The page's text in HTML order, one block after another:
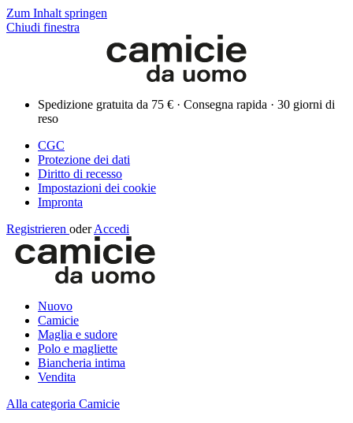
Zum Inhalt springen
Chiudi finestra
Spedizione gratuita da 75 € · Consegna rapida · 30 giorni di
reso
CGC
Protezione dei dati
Diritto di recesso
Impostazioni dei cookie
Impronta
Registrieren oder Accedi
Nuovo
Camicie
Maglia e sudore
Polo e magliette
Biancheria intima
Vendita
Alla categoria Camicie